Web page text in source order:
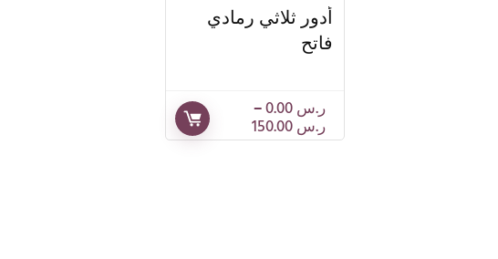
أدور ثلاثي رمادي
فاتح
ر.س0.00
–
ر.س150.00